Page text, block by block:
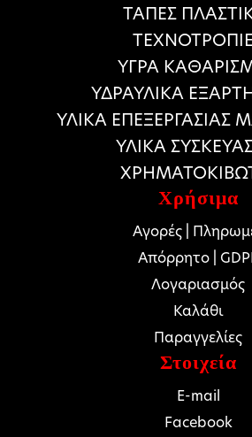
ΤΑΠΕΣ
ΥΓΡΑ
ΥΔΡΑΥΛΙΚΑ
ΥΛΙΚΑ
ΥΛΙΚΑ
Χρήσιμα
Αγορές |
Απόρρητο |
Λογαριασμός
Καλάθι
Παραγγελίες
Στοιχεία
E-mail
Facebook